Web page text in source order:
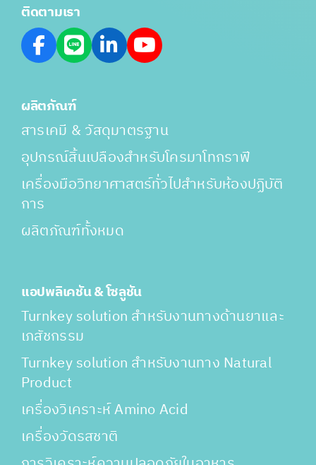
ติดตามเรา
ผลิตภัณฑ์
สารเคมี & วัสดุมาตรฐาน
อุปกรณ์สิ้นเปลืองสำหรับโครมาโทกราฟี
เครื่องมือวิทยาศาสตร์ทั่วไปสำหรับห้องปฏิบัติ
การ
ผลิตภัณฑ์ทั้งหมด
แอปพลิเคชัน & โซลูชัน
Turnkey solution สำหรับงานทางด้านยาและ
เภสัชกรรม
Turnkey solution สำหรับงานทาง Natural
Product
เครื่องวิเคราะห์ Amino Acid
เครื่องวัดรสชาติ